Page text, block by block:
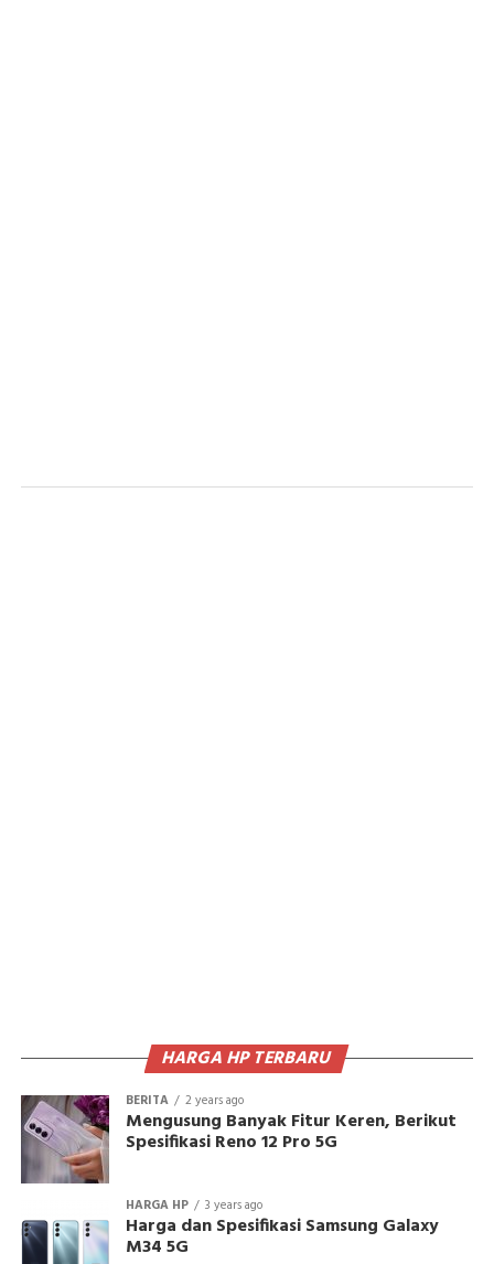
HARGA HP TERBARU
BERITA 2 years ago
Mengusung Banyak Fitur Keren, Berikut
Spesifikasi Reno 12 Pro 5G
HARGA HP 3 years ago
Harga dan Spesifikasi Samsung Galaxy
M34 5G